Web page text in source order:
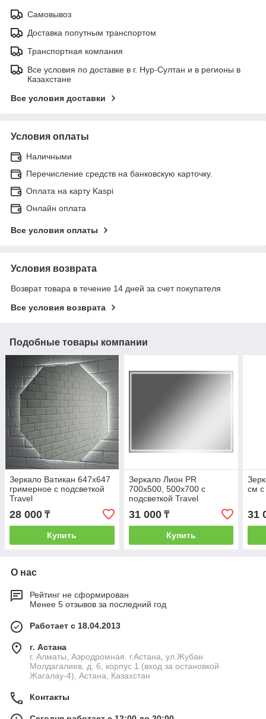
Самовывоз
Доставка попутным транспортом
Транспортная компания
Все условия по доставке в г. Нур-Султан и в регионы в
Казахстане
Все условия доставки
Условия оплаты
Наличными
Перечисление средств на банковскую карточку.
Оплата на карту Kaspi
Онлайн оплата
Все условия оплаты
Условия возврата
Возврат товара в течение 14 дней за счет покупателя
Все условия возврата
Подобные товары компании
Зеркало Ватикан 647х647
гримерное с подсветкой
Travel
28 000 ₸
Купить
Зеркало Лион PR
700х500, 500х700 с
подсветкой Travel
31 000₸
Купить
см с
31
О нас
Рейтинг не сформирован
Менее 5 отзывов за последний год
Работает с 18.04.2013
г. Астана
г. Алматы, Аэродромная. г.Астана, ул.Жубан
Молдагалиев, д. 6, корпус 1.(вход за остановкой
Жагалау-4), Астана, Казахстан
Контакты